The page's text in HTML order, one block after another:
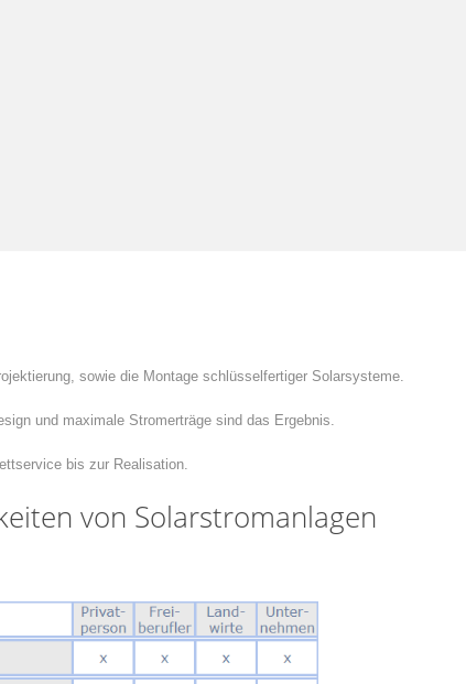
sowie die Montage schlüsselfertiger Solarsysteme.
und maximale Stromerträge sind das Ergebnis.
bis zur Realisation.
von Solarstromanlagen